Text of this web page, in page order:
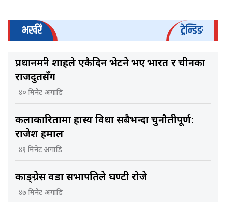
भर्खरै ट्रेन्डिङ
प्रधानमन्त्री शाहले एकैदिन भेटने भए भारत र चीनका
राजदुतसँग
४० मिनेट अगाडि
कलाकारितामा हास्य विधा सबैभन्दा चुनौतीपूर्ण:
राजेश हमाल
४१ मिनेट अगाडि
काङ्ग्रेस वडा सभापतिले घण्टी रोजे
४७ मिनेट अगाडि